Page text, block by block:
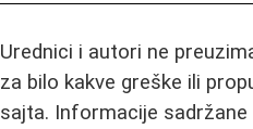
Urednici i autori ne
za bilo kakve greške ili
sajta. Informacije